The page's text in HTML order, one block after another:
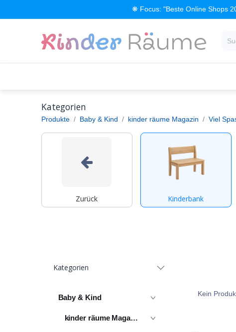
❋ Focus: "Beste Online Shops
Kategorien
Produkte Baby & Kind kinder räume Magazin Viel
Zurück Kinderbank
Kategorien
Baby & Kind
kinder räume Magazin
Kein